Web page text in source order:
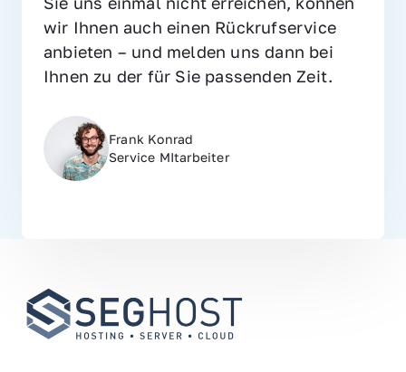
wir Ihnen auch einen Rückrufservice
anbieten – und melden uns dann bei
Ihnen zu der für Sie passenden Zeit.
Frank Konrad
Service MItarbeiter